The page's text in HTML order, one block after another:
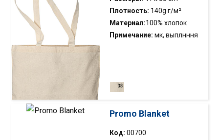
Filtruj
Wyczyść filtr
вороту и плечевым швам.
Плотность: 140g г/м²
Материал:100% хлопок
Примечание: мк, выплнння
Promo Blanket
Код: 00700